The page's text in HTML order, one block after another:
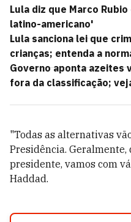
Lula diz que Marco
latino-americano'
Lula sanciona lei que
crianças; entenda a
Governo aponta azeites
fora da classificação;
"Todas as alternativas
Presidência. Geralmente,
presidente, vamos com
Haddad.